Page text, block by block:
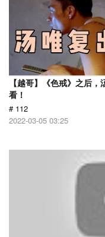
【越哥】《色戒》之后
看！
# 112
2022-03-05 03:25